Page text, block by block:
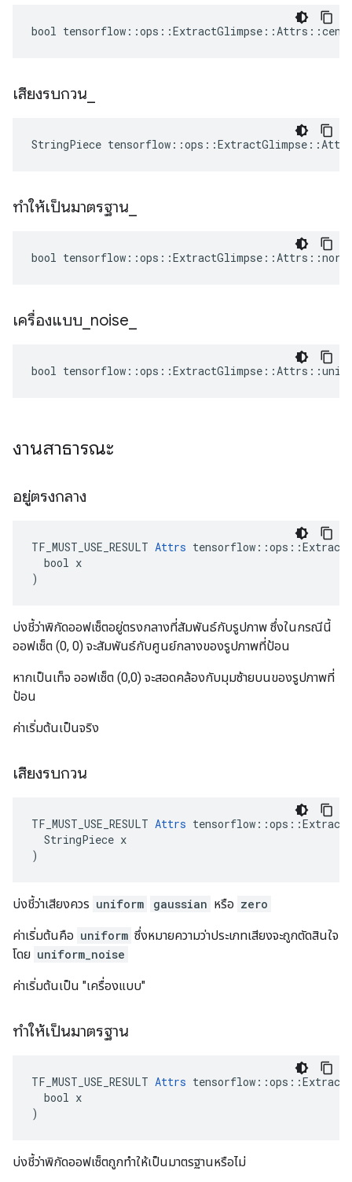
bool
เสียงรบกวน
StringPiece
ทำให้เป็นมาตรฐาน
bool
เครื่องแบบ noise
bool
งานสาธารณะ
อยู่ตรงกลาง
TF_MUST_USE_RESULT Attrs
  bool x
)
บ่งชี้ว่าพิกัดออฟเซ็ตอยู่ตรงกลางที่สัมพันธ์กับรูปภาพ ซึ่งในกรณีนี้
ออฟเซ็ต (0, 0) จะสัมพันธ์กับศูนย์กลางของรูปภาพที่ป้อน
หากเป็นเท็จ ออฟเซ็ต (0,0) จะสอดคล้องกับมุมซ้ายบนของรูปภาพที่
ป้อน
ค่าเริ่มต้นเป็นจริง
เสียงรบกวน
TF_MUST_USE_RESULT Attrs
  StringPiece x
)
บ่งชี้ว่าเสียงควร uniform gaussian หรือ zero
ค่าเริ่มต้นคือ uniform ซึ่งหมายความว่าประเภทเสียงจะถูกตัดสินใจ
โดย uniform_noise
ค่าเริ่มต้นเป็น "เครื่องแบบ"
ทำให้เป็นมาตรฐาน
TF_MUST_USE_RESULT Attrs
  bool x
)
บ่งชี้ว่าพิกัดออฟเซ็ตถูกทำให้เป็นมาตรฐานหรือไม่